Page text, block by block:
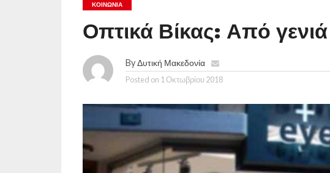
ΚΟΙΝΩΝΊΑ
Οπτικά Βίκας: Από γενιά
ByΔυτική Μακεδονία
Posted on 1 Οκτωβρίου 2018